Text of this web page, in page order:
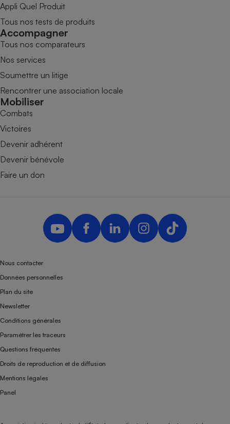
Appli Quel Produit
Tous nos tests de produits
Accompagner
Tous nos comparateurs
Nos services
Soumettre un litige
Rencontrer une association locale
Mobiliser
Combats
Victoires
Devenir adhérent
Devenir bénévole
Faire un don
Nous contacter
Données personnelles
Plan du site
Newsletter
Conditions générales
Paramétrer les traceurs
Questions fréquentes
Droits de reproduction et de diffusion
Mentions légales
Panel